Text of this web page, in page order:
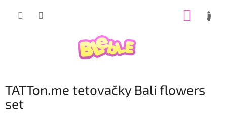
TATTon.me tetovačky Bali flowers
set